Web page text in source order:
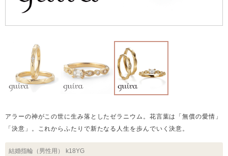
アラーの神がこの世に生み落としたゼラニウム。花言葉は「無償の愛情」
「決意」。これからふたりで新たなる人生を歩んでいく決意。
結婚指輪（男性用） k18YG